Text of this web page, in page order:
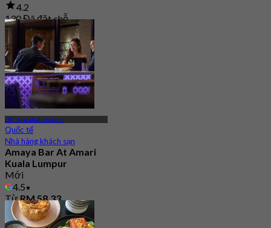
4.2
130 Đã đặt chỗ
Từ
RM 46.33
LRT Abdullah Hukum
Quốc tế
Nhà hàng khách sạn
Amaya Bar At Amari
Kuala Lumpur
Mới
4.5
TừRM 58.33